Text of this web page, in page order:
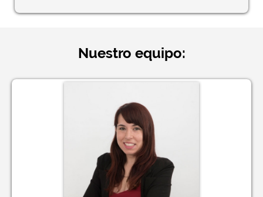
Nuestro equipo: